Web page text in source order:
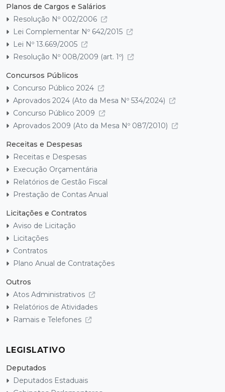
Planos de Cargos e Salários
Resolução Nº 002/2006
Lei Complementar Nº 642/2015
Lei Nº 13.669/2005
Resolução Nº 008/2009 (art. 1º)
Concursos Públicos
Concurso Público 2024
Aprovados 2024 (Ato da Mesa Nº 534/2024)
Concurso Público 2009
Aprovados 2009 (Ato da Mesa Nº 087/2010)
Receitas e Despesas
Receitas e Despesas
Execução Orçamentária
Relatórios de Gestão Fiscal
Prestação de Contas Anual
Licitações e Contratos
Aviso de Licitação
Licitações
Contratos
Plano Anual de Contratações
Outros
Atos Administrativos
Relatórios de Atividades
Ramais e Telefones
LEGISLATIVO
Deputados
Deputados Estaduais